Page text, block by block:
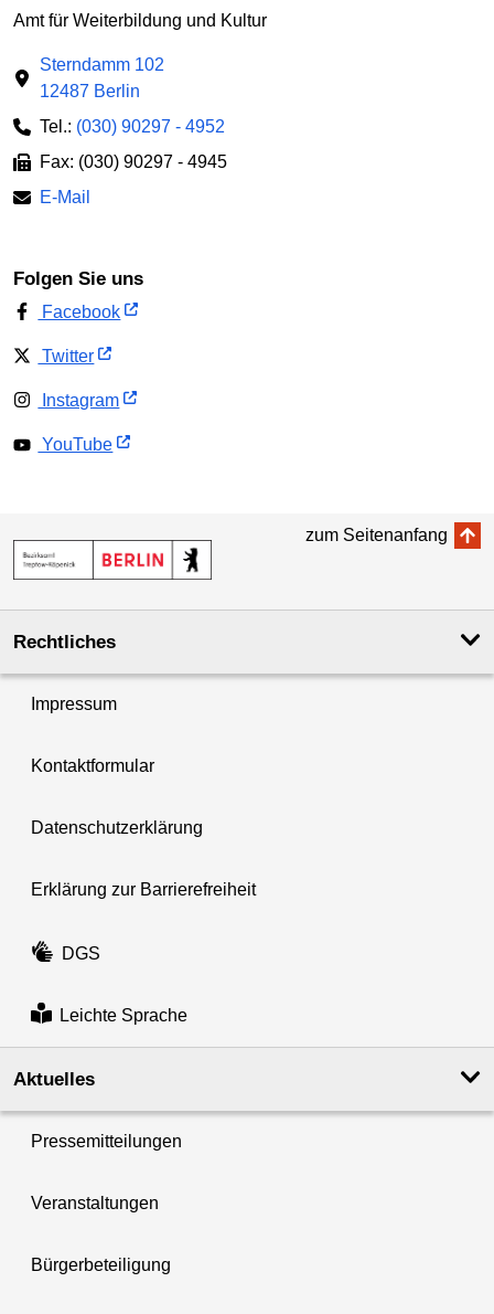
Amt für Weiterbildung und Kultur
Sterndamm 102
12487 Berlin
Tel.: (030) 90297 - 4952
Fax: (030) 90297 - 4945
E-Mail
Folgen Sie uns
Facebook
Twitter
Instagram
YouTube
zum Seitenanfang
Rechtliches
Impressum
Kontaktformular
Datenschutzerklärung
Erklärung zur Barrierefreiheit
DGS
Leichte Sprache
Aktuelles
Pressemitteilungen
Veranstaltungen
Bürgerbeteiligung